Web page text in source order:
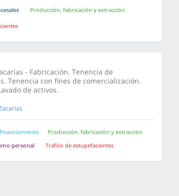
Producción, fabricación y extracción
- Fabricación. Tenencia de
Tenencia con fines de comercialización.
de activos.
Producción, fabricación y extracción
personal
Tráfico de estupefacientes